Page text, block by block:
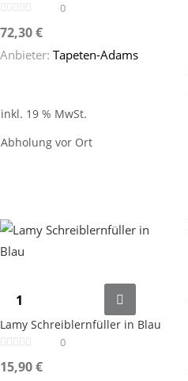
0
72,30€
Anbieter: Tapeten-Adams
inkl. 19 % MwSt.
Abholung vor Ort
Lamy Schreiblernfüller in Blau
0
15,90€